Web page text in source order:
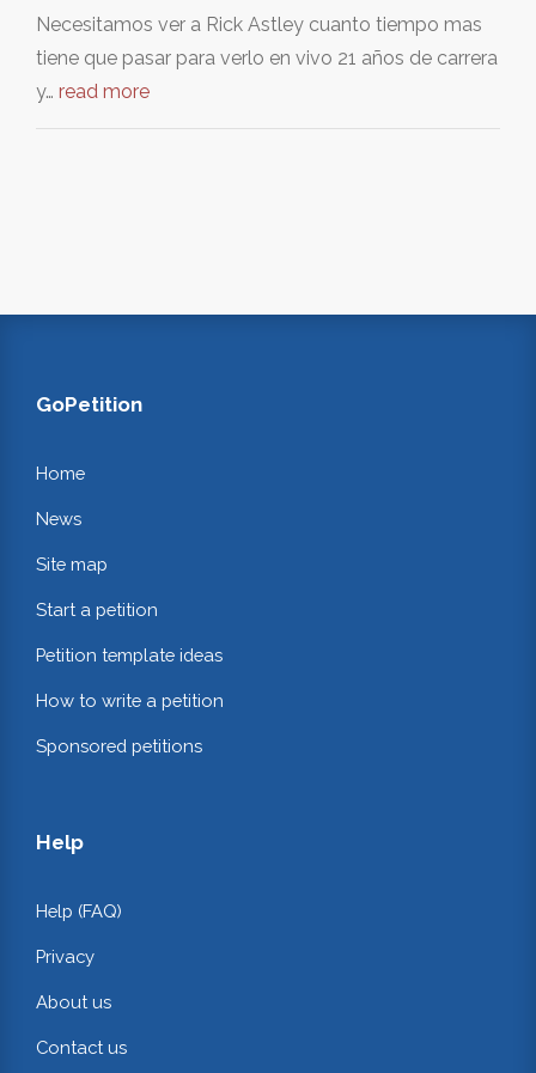
Necesitamos ver a Rick Astley cuanto tiempo mas
tiene que pasar para verlo en vivo 21 años de carrera
y… read more
GoPetition
Home
News
Site map
Start a petition
Petition template ideas
How to write a petition
Sponsored petitions
Help
Help (FAQ)
Privacy
About us
Contact us